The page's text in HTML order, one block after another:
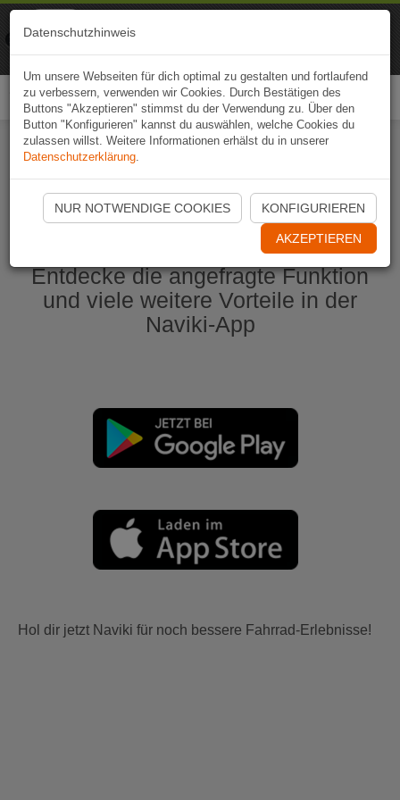
Naviki App jetzt öffnen
Entdecke die angefragte Funktion
und viele weitere Vorteile in der
Naviki-App
Hol dir jetzt Naviki für noch bessere Fahrrad-Erlebnisse!
Datenschutzhinweis
Um unsere Webseiten für dich optimal zu gestalten und fortlaufend
zu verbessern, verwenden wir Cookies. Durch Bestätigen des
Buttons "Akzeptieren" stimmst du der Verwendung zu. Über den
Button "Konfigurieren" kannst du auswählen, welche Cookies du
zulassen willst. Weitere Informationen erhälst du in unserer
Datenschutzerklärung.
NUR NOTWENDIGE COOKIES KONFIGURIEREN
AKZEPTIEREN
Naviki